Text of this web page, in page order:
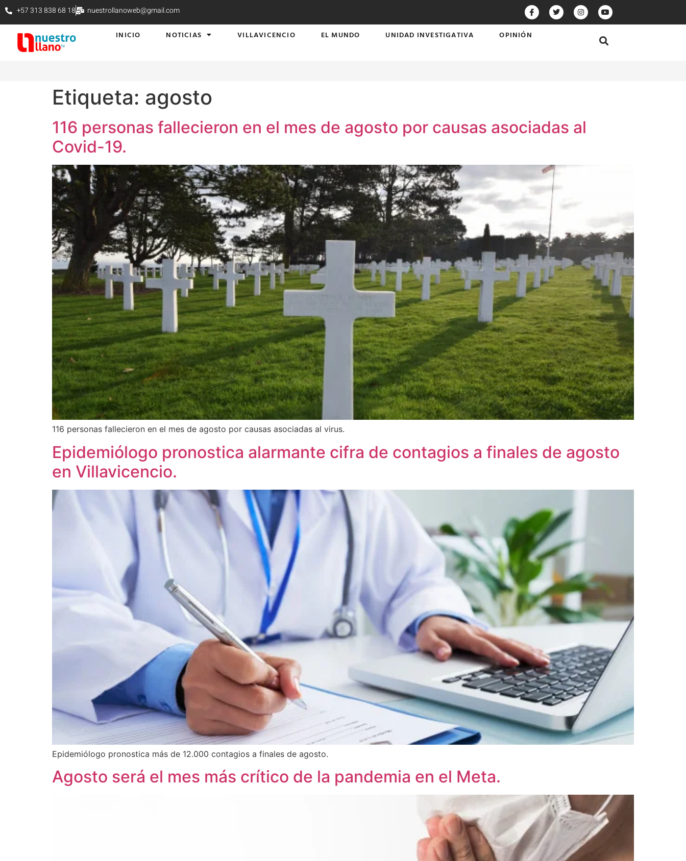
+57 313 838 68 18 nuestrollanoweb@gmail.com
INICIO NOTICIAS VILLAVICENCIO EL MUNDO UNIDAD INVESTIGATIVA OPINIÓN
Etiqueta: agosto
116 personas fallecieron en el mes de agosto por causas asociadas al
Covid-19.
116 personas fallecieron en el mes de agosto por causas asociadas al virus.
Epidemiólogo pronostica alarmante cifra de contagios a finales de agosto
en Villavicencio.
Epidemiólogo pronostica más de 12.000 contagios a finales de agosto.
Agosto será el mes más crítico de la pandemia en el Meta.